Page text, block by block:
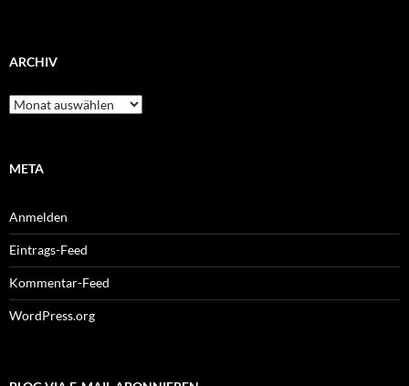
ARCHIV
Archiv
META
Anmelden
Eintrags-Feed
Kommentar-Feed
WordPress.org